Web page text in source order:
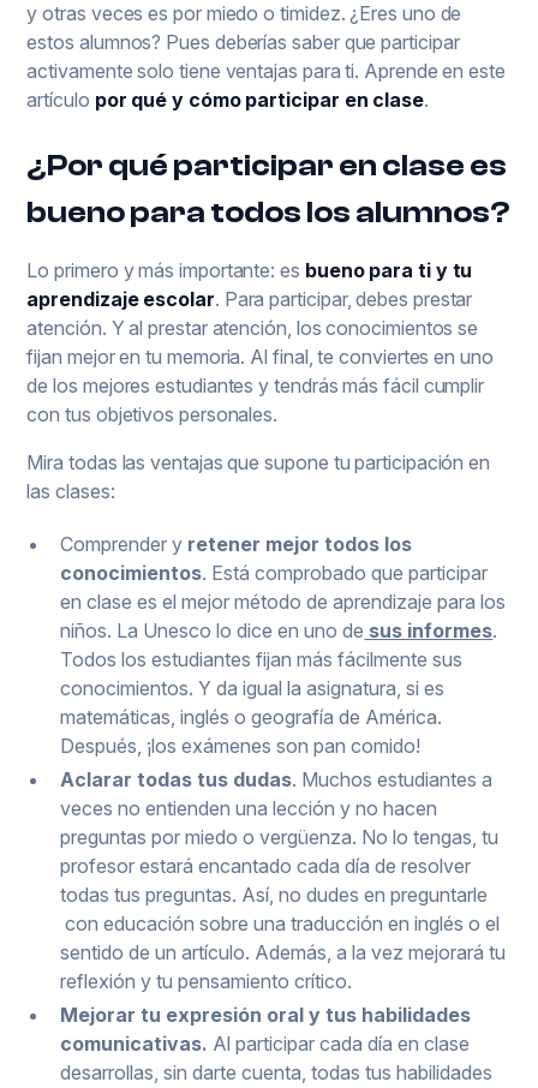
y otras veces es por miedo o timidez. ¿Eres uno de
estos alumnos? Pues deberías saber que participar
activamente solo tiene ventajas para ti. Aprende en este
artículo por qué y cómo participar en clase.
¿Por qué participar en clase es
bueno para todos los alumnos?
Lo primero y más importante: es bueno para ti y tu
aprendizaje escolar. Para participar, debes prestar
atención. Y al prestar atención, los conocimientos se
fijan mejor en tu memoria. Al final, te conviertes en uno
de los mejores estudiantes y tendrás más fácil cumplir
con tus objetivos personales.
Mira todas las ventajas que supone tu participación en
las clases:
Comprender y retener mejor todos los
conocimientos. Está comprobado que participar
en clase es el mejor método de aprendizaje para los
niños. La Unesco lo dice en uno de sus informes.
Todos los estudiantes fijan más fácilmente sus
conocimientos. Y da igual la asignatura, si es
matemáticas, inglés o geografía de América.
Después, ¡los exámenes son pan comido!
Aclarar todas tus dudas. Muchos estudiantes a
veces no entienden una lección y no hacen
preguntas por miedo o vergüenza. No lo tengas, tu
profesor estará encantado cada día de resolver
todas tus preguntas. Así, no dudes en preguntarle
con educación sobre una traducción en inglés o el
sentido de un artículo. Además, a la vez mejorará tu
reflexión y tu pensamiento crítico.
Mejorar tu expresión oral y tus habilidades
comunicativas. Al participar cada día en clase
desarrollas, sin darte cuenta, todas tus habilidades